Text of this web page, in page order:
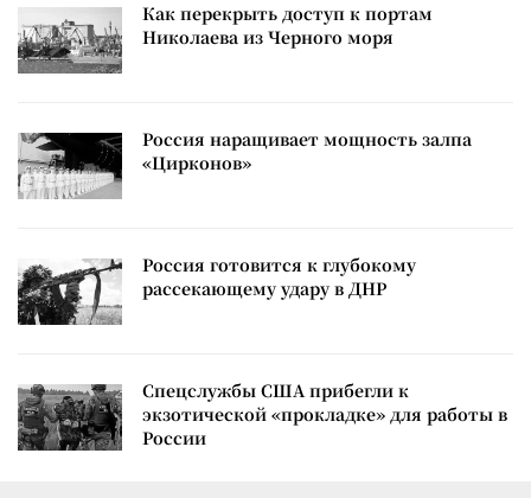
Как перекрыть доступ к портам
Николаева из Черного моря
Россия наращивает мощность залпа
«Цирконов»
Россия готовится к глубокому
рассекающему удару в ДНР
Спецслужбы США прибегли к
экзотической «прокладке» для работы в
России